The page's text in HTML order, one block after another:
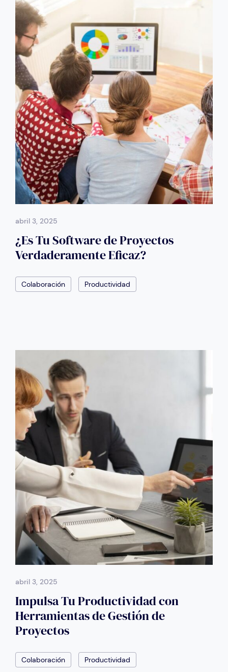
abril 3, 2025
¿Es Tu Software de Proyectos
Verdaderamente Eficaz?
Colaboración Productividad
abril 3, 2025
Impulsa Tu Productividad con
Herramientas de Gestión de
Proyectos
Colaboración Productividad